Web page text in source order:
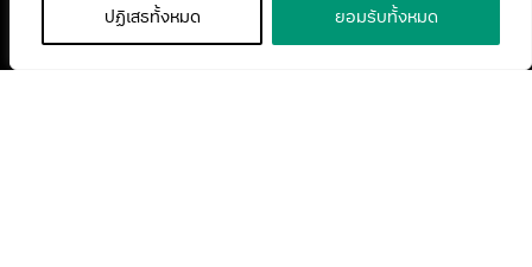
ปฏิเสธทั้งหมด ยอมรับทั้งหมด